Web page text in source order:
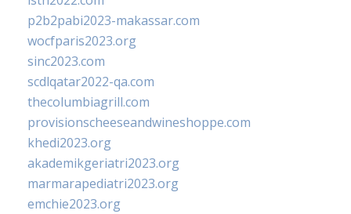
p2b2pabi2023-makassar.com
wocfparis2023.org
sinc2023.com
scdlqatar2022-qa.com
thecolumbiagrill.com
provisionscheeseandwineshoppe.com
khedi2023.org
akademikgeriatri2023.org
marmarapediatri2023.org
emchie2023.org